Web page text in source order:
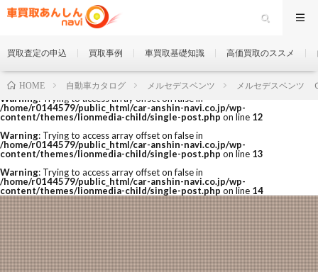
Warning: Trying to access array offset on false in
/home/r0144579/public_html/car-anshin-navi.co.jp/wp-
content/themes/lionmedia-child/single-post.php on line 12
Warning: Trying to access array offset on false in
/home/r0144579/public_html/car-anshin-navi.co.jp/wp-
content/themes/lionmedia-child/single-post.php on line 13
Warning: Trying to access array offset on false in
/home/r0144579/public_html/car-anshin-navi.co.jp/wp-
content/themes/lionmedia-child/single-post.php on line 14
買取査定の申込 買取事例 車買取基礎知識 高価買取のススメ
HOME 自動車カタログ メルセデスベンツ メルセデスベンツ